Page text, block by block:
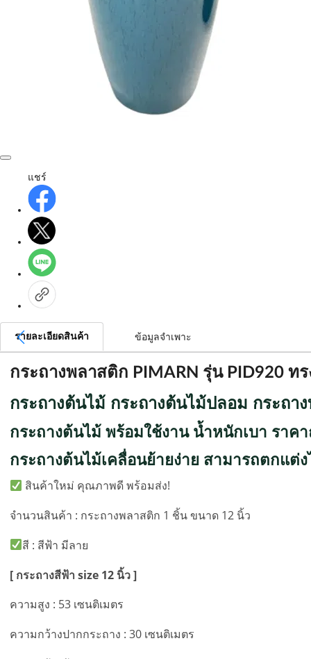
แชร์
รายละเอียดสินค้า ข้อมูลจำเพาะ
กระถางพลาสติก PIMARN รุ่น PID920 ท
กระถางต้นไม้ กระถางต้นไม้ปลอม กระถา
กระถางต้นไม้ พร้อมใช้งาน น้ำหนักเบา ราค
กระถางต้นไม้เคลื่อนย้ายง่าย สามารถตกแ
สินค้าใหม่ คุณภาพดี พร้อมส่ง!
จำนวนสินค้า : กระถางพลาสติก 1 ชิ้น ขนาด 12 นิ้ว
สี : สีฟ้า มีลาย
[ กระถางสีฟ้า size 12 นิ้ว ]
ความสูง : 53 เซนติเมตร
ความกว้างปากกระถาง : 30 เซนติเมตร